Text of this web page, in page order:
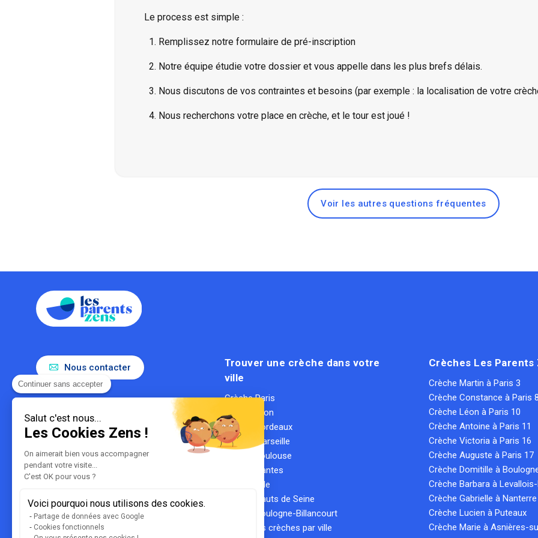
Continuer sans accepter
Salut c'est nous...
Les Cookies Zens !
On aimerait bien vous accompagner
pendant votre visite...
C'est OK pour vous ?
Voici pourquoi nous utilisons des cookies.
Partage de données avec Google
Cookies fonctionnels
Le process est simple :
Remplissez notre formulaire de pré-inscription
Notre équipe étudie votre dossier et vous appelle dans les plus brefs délais.
Nous discutons de vos contraintes et besoins (par exemple : la localisation de votre
Nous recherchons votre place en crèche, et le tour est joué !
Voir les autres questions fréquentes
Nous contacter
Le référent de la parentalité en
entreprise
Gestionnaire de crèches
1ère entreprise du secteur des
certifiée B Corp
Trouver une crèche dans votre
ville
Crèche Paris
Crèche Lyon
Crèche Bordeaux
Crèche Marseille
Crèche Toulouse
Crèche Nantes
Crèche Lille
Crèche Hauts de Seine
Crèche Boulogne-Billancourt
Toutes les crèches par ville
Crèches Les Parents
Crèche Martin à Paris 3
Crèche Constance à Paris
Crèche Léon à Paris 10
Crèche Antoine à Paris 11
Crèche Victoria à Paris 16
Crèche Auguste à Paris 17
Crèche Domitille à
Crèche Barbara à
Crèche Gabrielle à Nanterre
Crèche Lucien à Puteaux
Crèche Marie à Asnières-